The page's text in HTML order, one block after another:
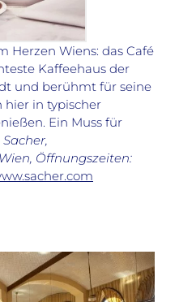
Herzen Wiens: das Café
Kaffeehaus der
und berühmt für seine
hier in typischer
Ein Muss für
Öffnungszeiten: